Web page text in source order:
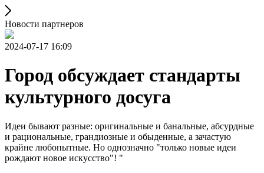
Новости партнеров
2024-07-17 16:09
Город обсуждает стандарты
культурного досуга
Идеи бывают разные: оригинальные и банальные, абсурдные
и рациональные, грандиозные и обыденные, а зачастую
крайне любопытные. Но однозначно "только новые идеи
рождают новое искусство"! "